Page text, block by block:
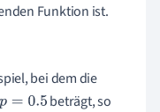
Funktion ist.
bei dem die
=0.5
beträgt, so